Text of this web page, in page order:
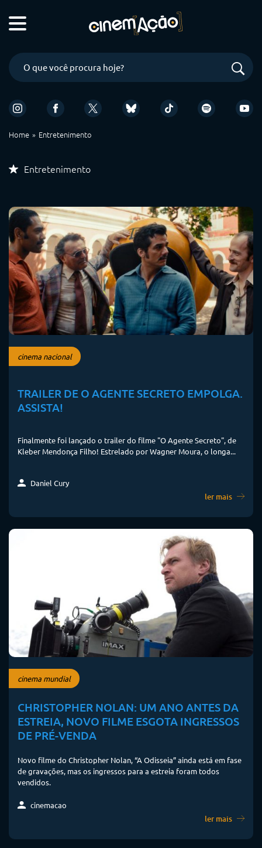
Home Entretenimento
Entretenimento
cinema nacional
TRAILER DE O AGENTE SECRETO EMPOLGA.
ASSISTA!
Finalmente foi lançado o trailer do filme "O Agente Secreto", de
Kleber Mendonça Filho! Estrelado por Wagner Moura, o longa...
Daniel Cury
ler mais
cinema mundial
CHRISTOPHER NOLAN: UM ANO ANTES DA
ESTREIA, NOVO FILME ESGOTA INGRESSOS
DE PRÉ-VENDA
Novo filme do Christopher Nolan, “A Odisseia” ainda está em fase
de gravações, mas os ingressos para a estreia foram todos
vendidos.
cinemacao
ler mais